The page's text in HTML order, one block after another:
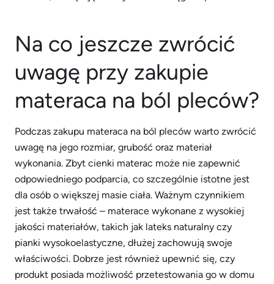
Na co jeszcze zwrócić
uwagę przy zakupie
materaca na ból pleców?
Podczas zakupu materaca na ból pleców warto zwrócić
uwagę na jego rozmiar, grubość oraz materiał
wykonania. Zbyt cienki materac może nie zapewnić
odpowiedniego podparcia, co szczególnie istotne jest
dla osób o większej masie ciała. Ważnym czynnikiem
jest także trwałość – materace wykonane z wysokiej
jakości materiałów, takich jak lateks naturalny czy
pianki wysokoelastyczne, dłużej zachowują swoje
właściwości. Dobrze jest również upewnić się, czy
produkt posiada możliwość przetestowania go w domu